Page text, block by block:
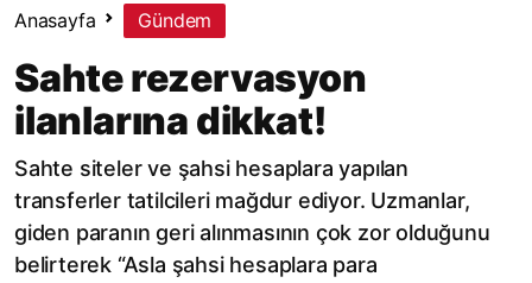
Anasayfa Gündem
Sahte rezervasyon
ilanlarına dikkat!
Sahte siteler ve şahsi hesaplara yapılan
transferler tatilcileri mağdur ediyor. Uzmanlar,
giden paranın geri alınmasının çok zor olduğunu
belirterek “Asla şahsi hesaplara para